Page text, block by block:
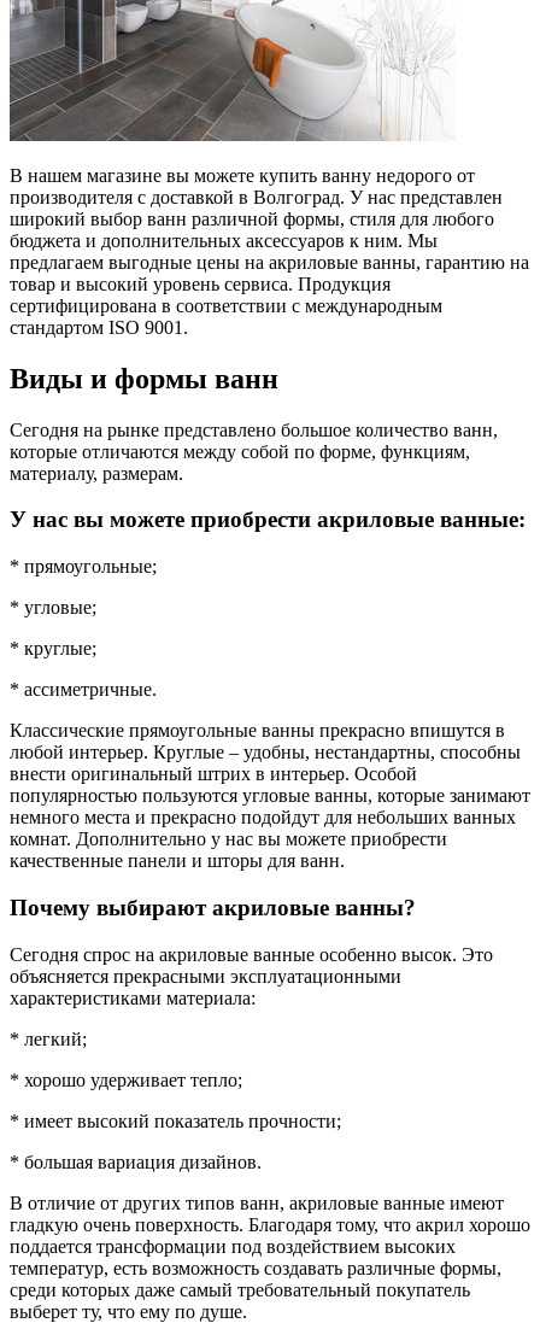
В нашем магазине вы можете купить ванну недорого от
производителя с доставкой в Волгоград. У нас представлен
широкий выбор ванн различной формы, стиля для любого
бюджета и дополнительных аксессуаров к ним. Мы
предлагаем выгодные цены на акриловые ванны, гарантию на
товар и высокий уровень сервиса. Продукция
сертифицирована в соответствии с международным
стандартом ISO 9001.
Виды и формы ванн
Сегодня на рынке представлено большое количество ванн,
которые отличаются между собой по форме, функциям,
материалу, размерам.
У нас вы можете приобрести акриловые ванные:
* прямоугольные;
* угловые;
* круглые;
* ассиметричные.
Классические прямоугольные ванны прекрасно впишутся в
любой интерьер. Круглые – удобны, нестандартны, способны
внести оригинальный штрих в интерьер. Особой
популярностью пользуются угловые ванны, которые занимают
немного места и прекрасно подойдут для небольших ванных
комнат. Дополнительно у нас вы можете приобрести
качественные панели и шторы для ванн.
Почему выбирают акриловые ванны?
Сегодня спрос на акриловые ванные особенно высок. Это
объясняется прекрасными эксплуатационными
характеристиками материала:
* легкий;
* хорошо удерживает тепло;
* имеет высокий показатель прочности;
* большая вариация дизайнов.
В отличие от других типов ванн, акриловые ванные имеют
гладкую очень поверхность. Благодаря тому, что акрил хорошо
поддается трансформации под воздействием высоких
температур, есть возможность создавать различные формы,
среди которых даже самый требовательный покупатель
выберет ту, что ему по душе.